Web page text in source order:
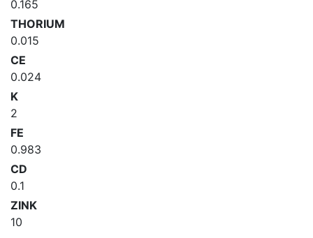
0.165
THORIUM
0.015
CE
0.024
K
2
FE
0.983
CD
0.1
ZINK
10